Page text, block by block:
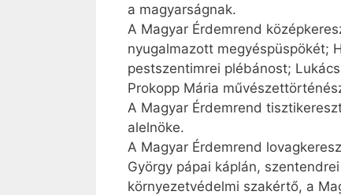
a magyarságnak.
A Magyar Érdemrend
nyugalmazott megyéspüspökét;
pestszentimrei plébánost;
Prokopp Mária
A Magyar Érdemrend
alelnöke.
A Magyar Érdemrend
György pápai káplán,
környezetvédelmi szakértő, a